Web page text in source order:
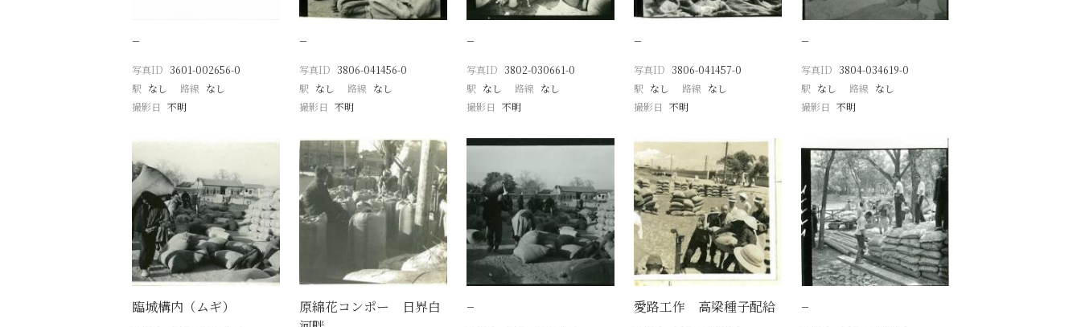
−
写真ID 3601-002656-0
駅 なし 路線 なし
撮影日 不明
−
写真ID 3806-041456-0
駅 なし 路線 なし
撮影日 不明
−
写真ID 3802-030661-0
駅 なし 路線 なし
撮影日 不明
−
写真ID 3806-041457-0
駅 なし 路線 なし
撮影日 不明
−
写真ID 3804-034619-0
駅 なし 路線 なし
撮影日 不明
臨城構内（ムギ）
原綿花コンポー 日界白
− 愛路工作 高梁種子配給 −